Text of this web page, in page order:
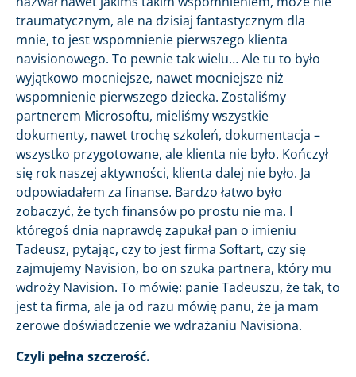
traumatycznym, ale na dzisiaj fantastycznym dla
mnie, to jest wspomnienie pierwszego klienta
navisionowego. To pewnie tak wielu… Ale tu to było
wyjątkowo mocniejsze, nawet mocniejsze niż
wspomnienie pierwszego dziecka. Zostaliśmy
partnerem Microsoftu, mieliśmy wszystkie
dokumenty, nawet trochę szkoleń, dokumentacja –
wszystko przygotowane, ale klienta nie było. Kończył
się rok naszej aktywności, klienta dalej nie było. Ja
odpowiadałem za finanse. Bardzo łatwo było
zobaczyć, że tych finansów po prostu nie ma. I
któregoś dnia naprawdę zapukał pan o imieniu
Tadeusz, pytając, czy to jest firma Softart, czy się
zajmujemy Navision, bo on szuka partnera, który mu
wdroży Navision. To mówię: panie Tadeuszu, że tak, to
jest ta firma, ale ja od razu mówię panu, że ja mam
zerowe doświadczenie we wdrażaniu Navisiona.
Czyli pełna szczerość.